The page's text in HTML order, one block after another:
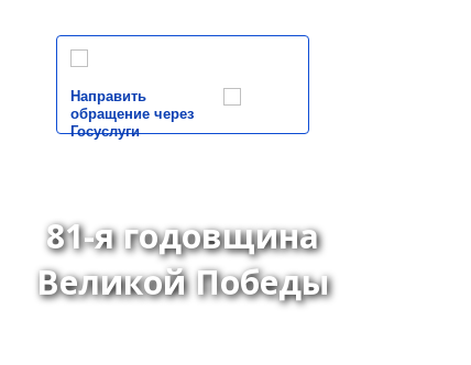
Направить
обращение через
Госуслуги
81-я годовщина
Великой Победы